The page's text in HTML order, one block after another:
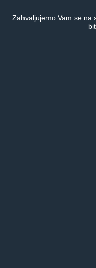
Zahvaljujemo Vam se na